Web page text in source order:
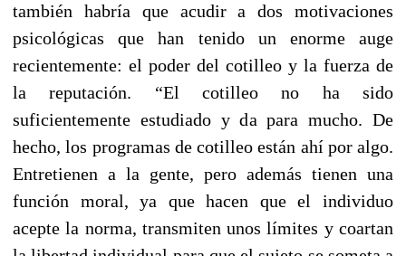
también habría que acudir a dos motivaciones
psicológicas que han tenido un enorme auge
recientemente: el poder del cotilleo y la fuerza de
la reputación. “El cotilleo no ha sido
suficientemente estudiado y da para mucho. De
hecho, los programas de cotilleo están ahí por algo.
Entretienen a la gente, pero además tienen una
función moral, ya que hacen que el individuo
acepte la norma, transmiten unos límites y coartan